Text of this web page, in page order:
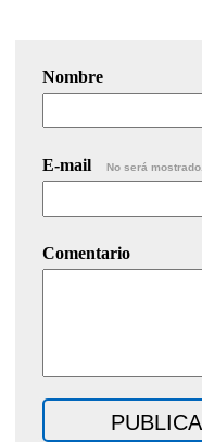
Nombre
E-mail No será mostrado.
Comentario